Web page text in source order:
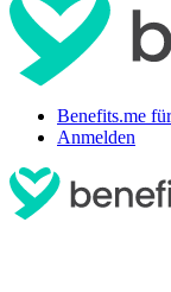
Benefits.me
Anmelden